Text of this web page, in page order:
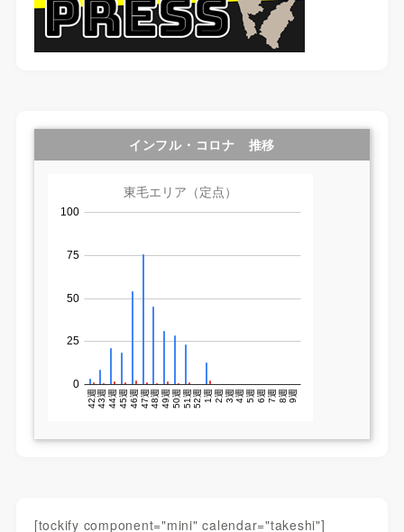
インフル・コロナ 推移
[tockify component="mini" calendar="takeshi"]